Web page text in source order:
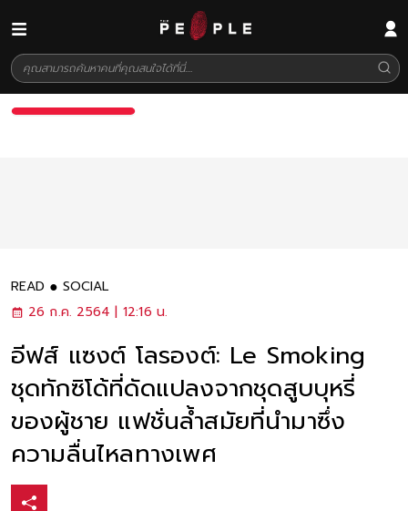
READ
SOCIAL
26 ก.ค. 2564 | 12:16 น.
อีฟส์ แซงต์ โลรองต์: Le Smoking
ชุดทักซิโด้ที่ดัดแปลงจากชุดสูบบุหรี่
ของผู้ชาย แฟชั่นล้ำสมัยที่นำมาซึ่ง
ความลื่นไหลทางเพศ